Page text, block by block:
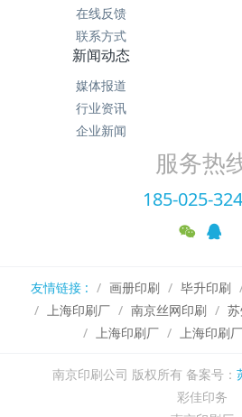
在线反馈
联系方式
新闻动态
媒体报道
行业资讯
企业新闻
服务热
185-025-
友情链接 : 画册印刷 毕升印刷
上海印刷厂
南京丝网印刷
上海印刷厂
上海印刷厂
南京印刷公司 版权所有 备案号：
彩佳印务